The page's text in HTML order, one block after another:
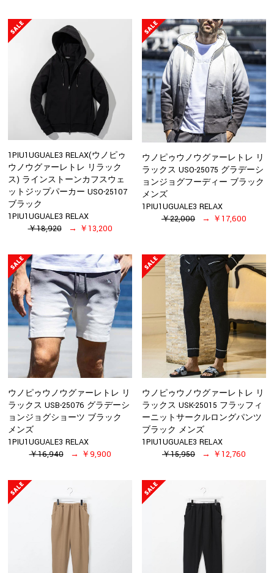
1PIU1UGUALE3 RELAX(ウノピゥ
ウノウグァーレトレ リラック
ス) ラインストーンカフスウェ
ットジップパーカー USO-25107
ブラック
1PIU1UGUALE3 RELAX
￥18,920
￥13,200
ウノピゥウノウグァーレトレ リ
ラックス USO-25075 グラデーシ
ョンジョグフーディー ブラック
メンズ
1PIU1UGUALE3 RELAX
￥22,000
￥17,600
ウノピゥウノウグァーレトレ リ
ラックス USB-25076 グラデーシ
ョンジョグショーツ ブラック
メンズ
1PIU1UGUALE3 RELAX
￥16,940
￥9,900
ウノピゥウノウグァーレトレ リ
ラックス USK-25015 フラッフィ
ーニットサークルロングパンツ
ブラック メンズ
1PIU1UGUALE3 RELAX
￥15,950
￥12,760